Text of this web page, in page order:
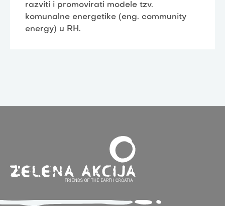
razviti i promovirati modele tzv.
komunalne energetike (eng. community
energy) u RH.